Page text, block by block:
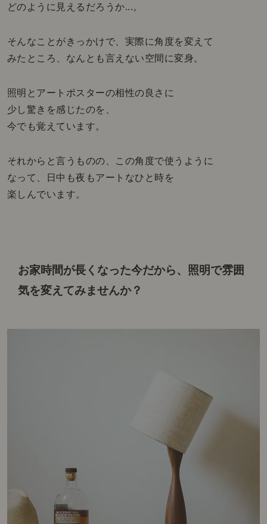
どのように見えるだろうか...。
そんなことがきっかけで、実際に角度を変えて
みたところ、なんとも言えない空間に変身。
照明とアートポスターの相性の良さに
少し驚きを感じたのを、
今でも覚えています。
それからと言うものの、この角度で使うように
なって、日中も夜もアートなひと時を
楽しんでいます。
お家時間が長くなった今だから、 照明で雰囲
気を変えてみませんか？